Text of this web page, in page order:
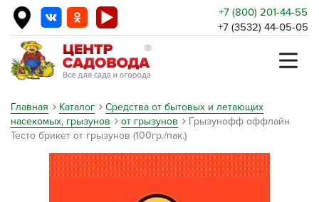
+7 (800) 201-44-55
+7 (3532) 44-05-05
Главная Каталог
Средства от бытовых и летающих
насекомых, грызунов
от грызунов
Грызунофф оффлайн
Тесто брикет от грызунов (100гр./пак.)